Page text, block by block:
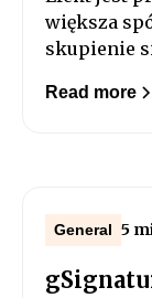
większa
skupienie
Read more
General 5